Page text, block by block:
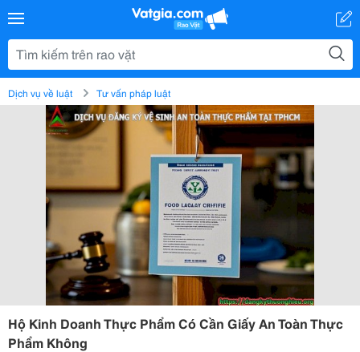
Dịch vụ về luật Tư vấn pháp luật
Hộ Kinh Doanh Thực Phẩm Có Cần Giấy An Toàn Thực
Phẩm Không